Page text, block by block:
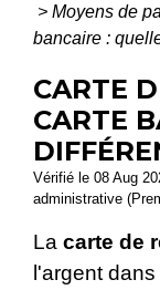
> Moyens de
bancaire :
CARTE
CARTE
Vérifié le 08 Aug
administrative
La carte de
l'argent